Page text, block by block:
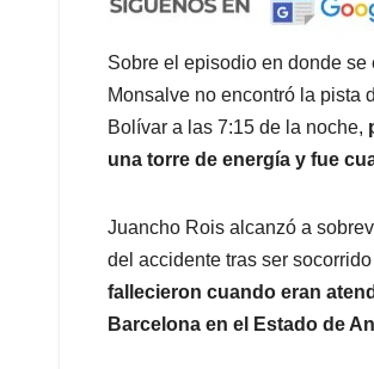
Sobre el episodio en donde
Monsalve no encontró la pista
Bolívar a las 7:15 de la noche,
una torre de energía y fue
Juancho Rois alcanzó a
del accidente tras ser
fallecieron cuando eran
Barcelona en el Estado de